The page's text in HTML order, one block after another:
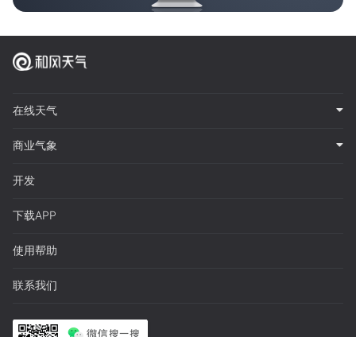
在线天气
商业气象
开发
下载APP
使用帮助
联系我们